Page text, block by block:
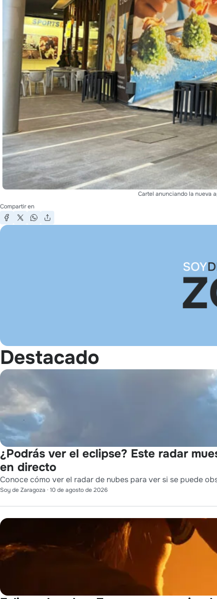
Cartel anunciando la nueva
Compartir en
Destacado
¿Podrás ver el eclipse? Este radar
en directo
Conoce cómo ver el radar de nubes para ver si se puede
Soy de Zaragoza · 10 de agosto de 2026